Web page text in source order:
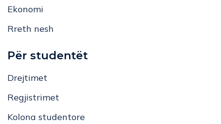
Ekonomi
Rreth nesh
Për studentët
Drejtimet
Regjistrimet
Kolona studentore